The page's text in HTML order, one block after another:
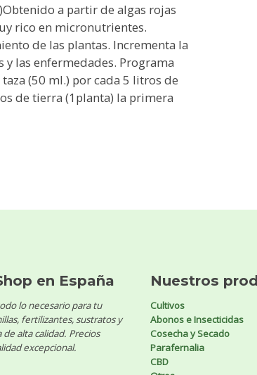
a partir de algas rojas
rico en micronutrientes.
de las plantas. Incrementa la
y las enfermedades. Programa
(50 ml.) por cada 5 litros de
de tierra (1planta) la primera
en España
lo necesario para tu
fertilizantes, sustratos y
alta calidad. Precios
excepcional.
Nuestros
Cultivos
Abonos e Insecticidas
Cosecha y Secado
Parafernalia
CBD